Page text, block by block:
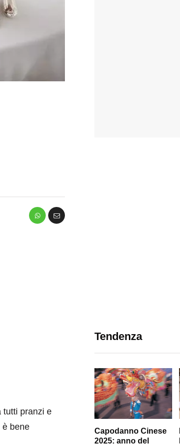
tutti pranzi e
è bene
Tendenza
Capodanno Cinese
2025: anno del